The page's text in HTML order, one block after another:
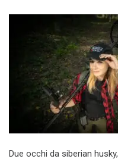
Due occhi da siberian